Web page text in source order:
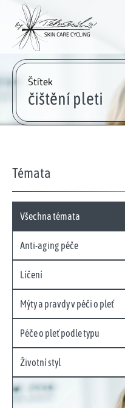
Štítek
čištění pleti
Témata
Všechna témata
Anti-aging péče
Líčení
Mýty a pravdy v péči o pleť
Péče o pleť podle typu
Životní styl